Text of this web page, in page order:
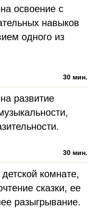
освоение с
навыков
одного из
30 мин.
развитие
30 мин.
комнате,
сказки, ее
разыгрывание.